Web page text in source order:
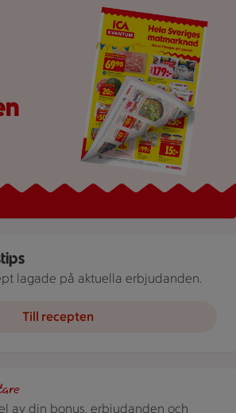
lagade på aktuella erbjudanden.
Till recepten
av din bonus, erbjudanden och